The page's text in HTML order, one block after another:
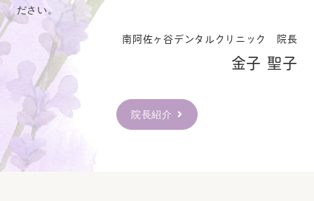
・診療時間外でも予約可能な24時間受付のWEB予約も
ございます。
・初診ご予約の方は、問診票記入やカルテ作成にお時
間を頂いておりますので、
診療予約時間の15分前のご
来院
をお願い致します。
2025.12.01
年末年始のお知らせ
ださい。
南阿佐ヶ谷デンタルクリニック 院長
金子 聖子
院長紹介